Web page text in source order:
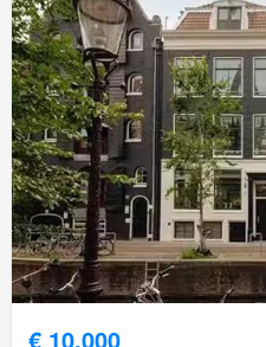
€ 10.000